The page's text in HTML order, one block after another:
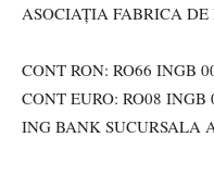
ASOCIAȚIA FABRICA DE
CONT RON: RO66 INGB
CONT EURO: RO08 INGB
ING BANK SUCURSALA